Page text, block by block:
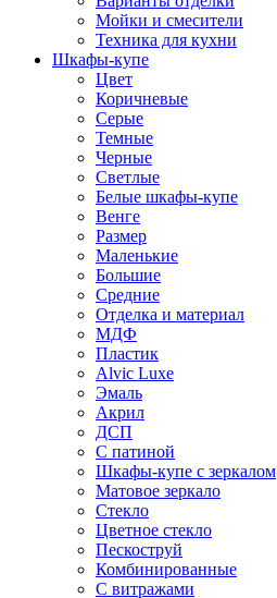
Мойки и смесители
Техника для кухни
Шкафы-купе
Цвет
Коричневые
Серые
Темные
Черные
Светлые
Белые шкафы-купе
Венге
Размер
Маленькие
Большие
Средние
Отделка и материал
МДФ
Пластик
Alvic Luxe
Эмаль
Акрил
ДСП
С патиной
Шкафы-купе с зеркалом
Матовое зеркало
Стекло
Цветное стекло
Пескоструй
Комбинированные
С витражами